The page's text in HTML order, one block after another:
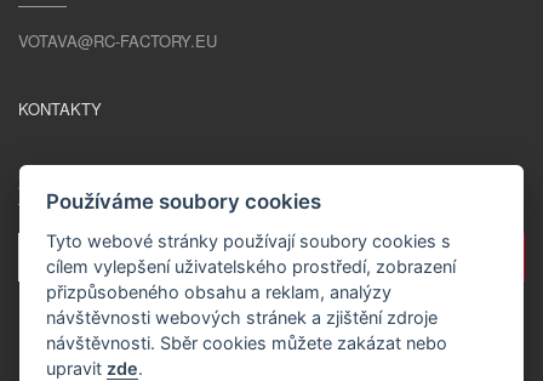
VOTAVA@RC-FACTORY.EU
KONTAKTY
ZŮSTAŇME V KONTAKTU
Používáme soubory cookies
Tyto webové stránky používají soubory cookies s
cílem vylepšení uživatelského prostředí, zobrazení
přizpůsobeného obsahu a reklam, analýzy
návštěvnosti webových stránek a zjištění zdroje
návštěvnosti. Sběr cookies můžete zakázat nebo
upravit zde.